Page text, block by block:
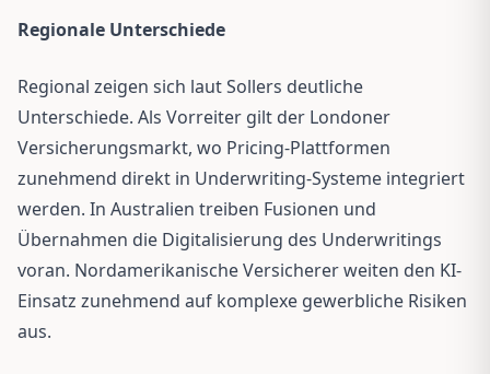
Regionale Unterschiede
Regional zeigen sich laut Sollers deutliche
Unterschiede. Als Vorreiter gilt der Londoner
Versicherungsmarkt, wo Pricing-Plattformen
zunehmend direkt in Underwriting-Systeme integriert
werden. In Australien treiben Fusionen und
Übernahmen die Digitalisierung des Underwritings
voran. Nordamerikanische Versicherer weiten den KI-
Einsatz zunehmend auf komplexe gewerbliche Risiken
aus.